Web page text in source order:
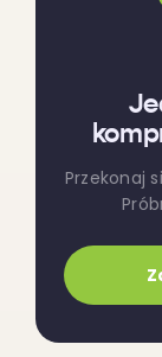
Przekonaj